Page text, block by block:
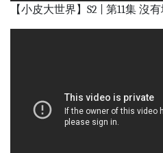
【小皮大世界】S2 | 第11集 沒